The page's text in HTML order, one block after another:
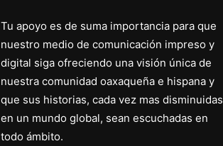
Tu apoyo es de suma importancia para que
nuestro medio de comunicación impreso y
digital siga ofreciendo una visión única de
nuestra comunidad oaxaqueña e hispana y
que sus historias, cada vez mas disminuidas
en un mundo global, sean escuchadas en
todo ámbito.